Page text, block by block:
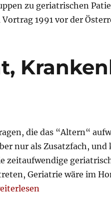
zu geriatrischen
1991 vor der
die das “Altern“
nur als Zusatzfach,
zeitaufwendige
Geriatrie wäre im
Krankenkassen